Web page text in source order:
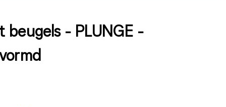
beugels - PLUNGE -